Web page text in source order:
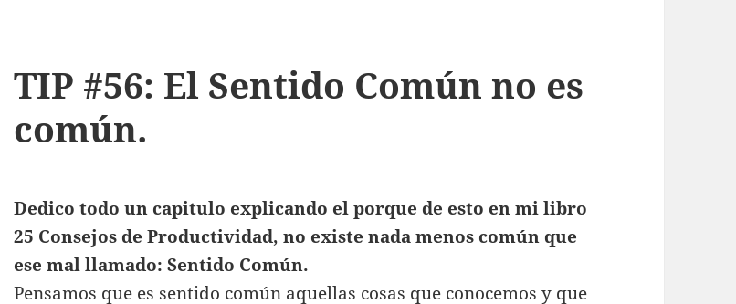
TIP #56: El Sentido Común no es
común.
Dedico todo un capitulo explicando el porque de esto en mi libro
25 Consejos de Productividad, no existe nada menos común que
ese mal llamado: Sentido Común.
Pensamos que es sentido común aquellas cosas que conocemos y que